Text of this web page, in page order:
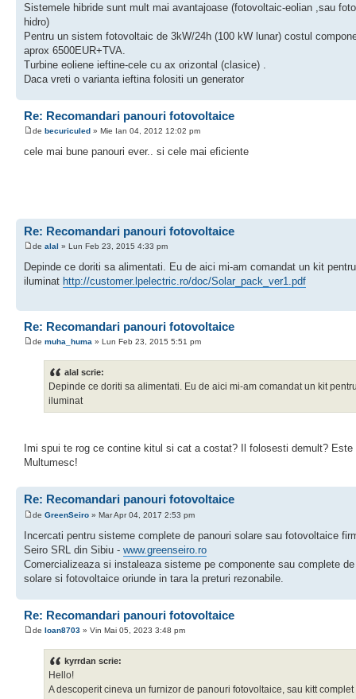
Sistemele hibride sunt mult mai avantajoase (fotovoltaic-eolian ,sau
hidro)
Pentru un sistem fotovoltaic de 3kW/24h (100 kW lunar) costul
aprox 6500EUR+TVA.
Turbine eoliene ieftine-cele cu ax orizontal (clasice) .
Daca vreti o varianta ieftina folositi un generator
Re: Recomandari panouri fotovoltaice
de becuriculed » Mie Ian 04, 2012 12:02 pm
cele mai bune panouri ever.. si cele mai eficiente
Re: Recomandari panouri fotovoltaice
de alal » Lun Feb 23, 2015 4:33 pm
Depinde ce doriti sa alimentati. Eu de aici mi-am comandat un kit
iluminat http://customer.lpelectric.ro/doc/Solar_pack_ver1.pdf
Re: Recomandari panouri fotovoltaice
de muha_huma » Lun Feb 23, 2015 5:51 pm
alal scrie:
Depinde ce doriti sa alimentati. Eu de aici mi-am comandat un kit
iluminat
Imi spui te rog ce contine kitul si cat a costat? Il folosesti demult? Este
Multumesc!
Re: Recomandari panouri fotovoltaice
de GreenSeiro » Mar Apr 04, 2017 2:53 pm
Incercati pentru sisteme complete de panouri solare sau fotovoltaice
Seiro SRL din Sibiu - www.greenseiro.ro
Comercializeaza si instaleaza sisteme pe componente sau complete de
solare si fotovoltaice oriunde in tara la preturi rezonabile.
Re: Recomandari panouri fotovoltaice
de Ioan8703 » Vin Mai 05, 2023 3:48 pm
kyrrdan scrie:
Hello!
A descoperit cineva un furnizor de panouri fotovoltaice, sau kitt complet